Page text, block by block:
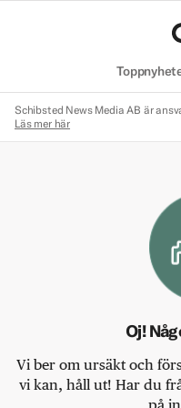
Schibsted News Media AB är
Läs mer här
Oj!
Vi ber om ursäkt och
vi kan, håll ut! Har du